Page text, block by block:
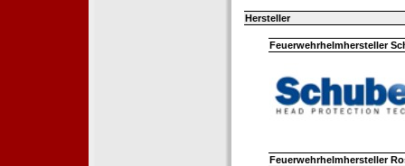
Hersteller
Feuerwehrhelmhersteller
Feuerwehrhelmhersteller